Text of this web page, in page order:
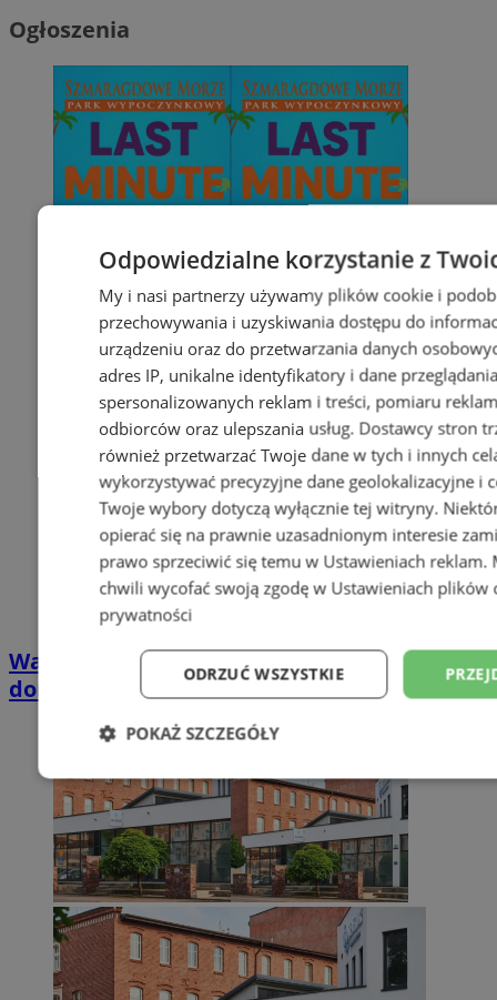
Ogłoszenia
Wakacyjny wypoczynek nad Bałtykiem w
domkach Szmaragdowe Morze
Odpowiedzialne korzystanie z
My i nasi partnerzy używamy plików cookie i
przechowywania i uzyskiwania dostępu do
urządzeniu oraz do przetwarzania danych
adres IP, unikalne identyfikatory i dane
spersonalizowanych reklam i treści, pomiaru
odbiorców oraz ulepszania usług. Dostawcy stron
również przetwarzać Twoje dane w tych i innych
wykorzystywać precyzyjne dane geolokalizacyjne i
Twoje wybory dotyczą wyłącznie tej witryny.
opierać się na prawnie uzasadnionym interesie
prawo sprzeciwić się temu w Ustawieniach reklam.
chwili wycofać swoją zgodę w Ustawieniach plików
prywatności
ODRZUĆ WSZYSTKIE
POKAŻ SZCZEGÓŁY
Niezbędne Wydajność
Niesklasyfikowane